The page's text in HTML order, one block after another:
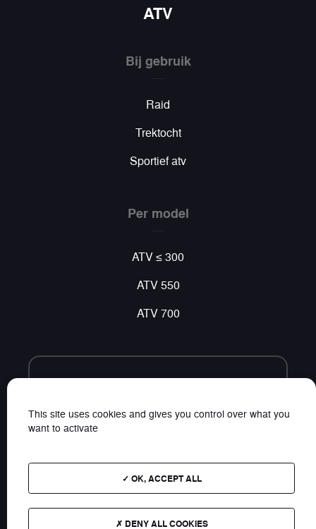
ATV
Bij gebruik
Raid
Trektocht
Sportief atv
Per model
ATV ≤ 300
ATV 550
ATV 700
Volg ons
Plan van de website
This site uses cookies and gives you control over what you
want to activate
OK, ACCEPT ALL
DENY ALL COOKIES